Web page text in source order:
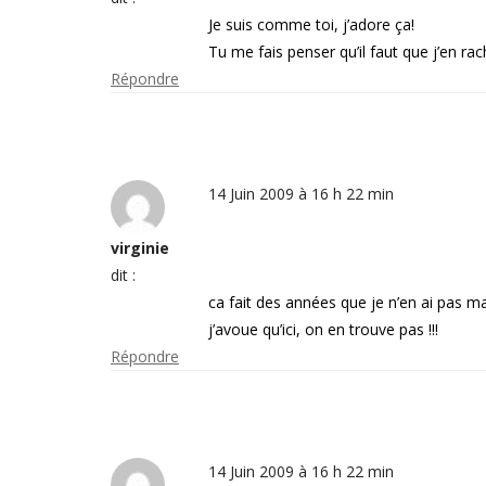
Je suis comme toi, j’adore ça!
Tu me fais penser qu’il faut que j’en
Répondre
virginie
dit :
14 Juin 2009 à 16 h 22 min
ca fait des années que je n’en ai pas
j’avoue qu’ici, on en trouve pas !!!
Répondre
14 Juin 2009 à 16 h 22 min